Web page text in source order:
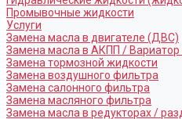
Промывочные жидкости
Услуги
Замена масла в двигателе (ДВС)
Замена масла в АКПП /
Замена тормозной жидкости
Замена воздушного фильтра
Замена салонного фильтра
Замена масляного фильтра
Замена масла в редукторах /